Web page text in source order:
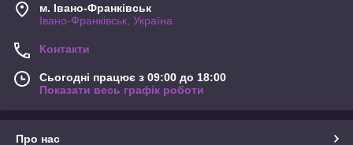
м. Івано-Франківськ
Івано-Франківськ, Україна
Контакти
Сьогодні працює з 09:00 до 18:00
Показати весь графік роботи
Про нас